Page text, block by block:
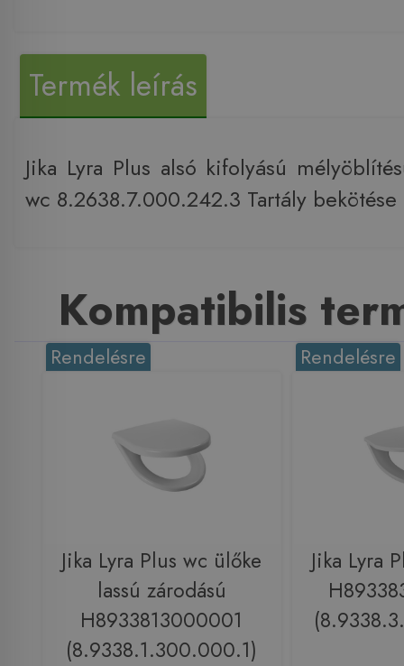
Termék leírás
Jika Lyra Plus alsó kifolyású
wc 8.2638.7.000.242.3 Tartály
Kompatibilis
Rendelésre
Jika Lyra Plus wc ülőke
lassú zárodású
H8933813000001
(8.9338.1.300.000.1)
Rendelésre
Jika Lyra